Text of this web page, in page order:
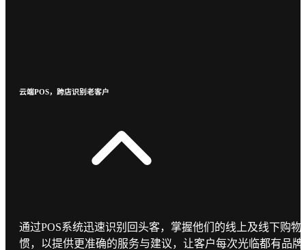
云端POS，跨店识别老客户
通过POS系统迅速识别回头客，掌握他们的线上及线下购物
惯，以提供更准确的服务与建议，让客户每次光临都有品牌